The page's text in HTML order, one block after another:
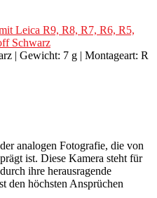
Leica R9, R8, R7, R6, R5,
Schwarz
| Gewicht: 7 g | Montageart: R
analogen Fotografie, die von
ist. Diese Kamera steht für
ihre herausragende
den höchsten Ansprüchen